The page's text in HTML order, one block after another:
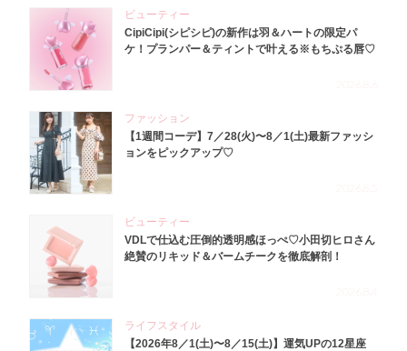
ビューティー
CipiCipi(シピシピ)の新作は羽＆ハートの限定パ
ケ！プランパー＆ティントで叶える※もちぷる唇♡
ファッション
【1週間コーデ】7／28(火)〜8／1(土)最新ファッシ
ョンをピックアップ♡
ビューティー
VDLで仕込む圧倒的透明感ほっぺ♡小田切ヒロさん
絶賛のリキッド＆バームチークを徹底解剖！
ライフスタイル
【2026年8／1(土)〜8／15(土)】運気UPの12星座